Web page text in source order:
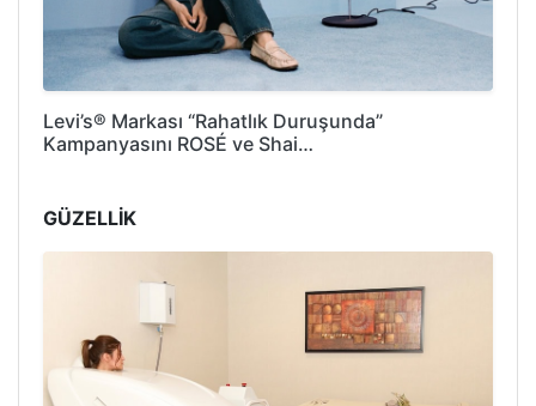
Levi’s® Markası “Rahatlık Duruşunda”
Kampanyasını ROSÉ ve Shai…
GÜZELLİK